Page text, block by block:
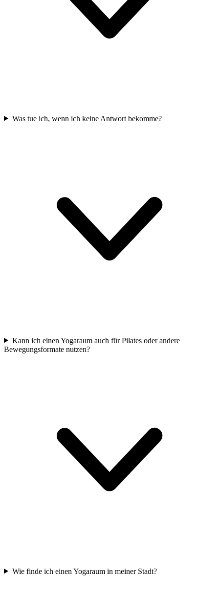
Was tue ich, wenn ich keine Antwort bekomme?
Kann ich einen Yogaraum auch für Pilates oder andere
Bewegungsformate nutzen?
Wie finde ich einen Yogaraum in meiner Stadt?